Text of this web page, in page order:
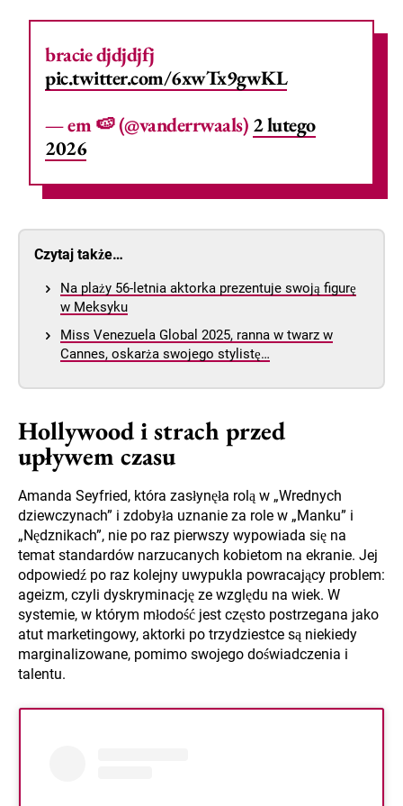
bracie djdjdjfj
pic.twitter.com/6xwTx9gwKL
— em 🍉 (@vanderrwaals) 2 lutego
2026
Czytaj także…
Na plaży 56-letnia aktorka prezentuje swoją figurę
w Meksyku
Miss Venezuela Global 2025, ranna w twarz w
Cannes, oskarża swojego stylistę…
Hollywood i strach przed
upływem czasu
Amanda Seyfried, która zasłynęła rolą w „Wrednych
dziewczynach” i zdobyła uznanie za role w „Manku” i
„Nędznikach”, nie po raz pierwszy wypowiada się na
temat standardów narzucanych kobietom na ekranie. Jej
odpowiedź po raz kolejny uwypukla powracający problem:
ageizm, czyli dyskryminację ze względu na wiek. W
systemie, w którym młodość jest często postrzegana jako
atut marketingowy, aktorki po trzydziestce są niekiedy
marginalizowane, pomimo swojego doświadczenia i
talentu.